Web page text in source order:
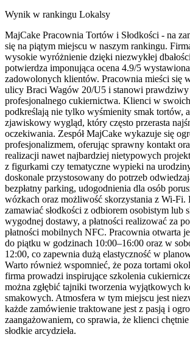
Wynik w rankingu Lokalsy
MajCake Pracownia Tortów i Słodkości - na
się na piątym miejscu w naszym rankingu.
wysokie wyróżnienie dzięki niezwykłej
potwierdza imponująca ocena 4.9/5
zadowolonych klientów. Pracownia mieści się
ulicy Braci Wagów 20/U5 i stanowi prawdziwy
profesjonalnego cukiernictwa. Klienci w
podkreślają nie tylko wyśmienity smak tortów,
zjawiskowy wygląd, który często przerasta
oczekiwania. Zespół MajCake wykazuje się
profesjonalizmem, oferując sprawny kontakt
realizacji nawet najbardziej nietypowych
z figurkami czy tematyczne wypieki na
doskonale przystosowany do potrzeb
bezpłatny parking, udogodnienia dla osób
wózkach oraz możliwość skorzystania z Wi-Fi.
zamawiać słodkości z odbiorem osobistym lub
wygodnej dostawy, a płatności realizować za
płatności mobilnych NFC. Pracownia otwarta
do piątku w godzinach 10:00–16:00 oraz w
12:00, co zapewnia dużą elastyczność w
Warto również wspomnieć, że poza tortami
firma prowadzi inspirujące szkolenia
można zgłębić tajniki tworzenia wyjątkowych
smakowych. Atmosfera w tym miejscu jest
każde zamówienie traktowane jest z pasją i
zaangażowaniem, co sprawia, że klienci
słodkie arcydzieła.